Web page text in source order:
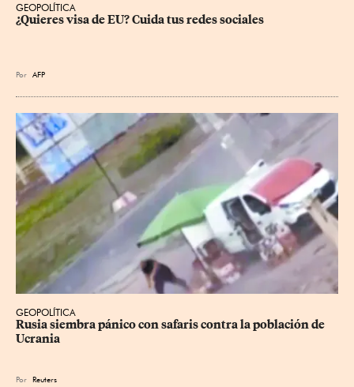
GEOPOLÍTICA
¿Quieres visa de EU? Cuida tus redes sociales
Por AFP
GEOPOLÍTICA
Rusia siembra pánico con safaris contra la población de
Ucrania
Por Reuters